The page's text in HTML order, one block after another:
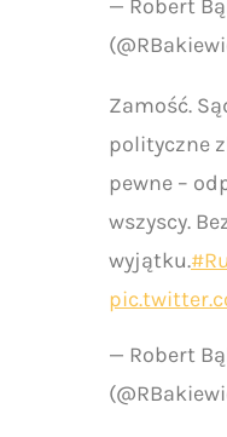
— Robert
Zamość.
polityczne
pewne –
wszyscy.
wyjątku.
— Robert